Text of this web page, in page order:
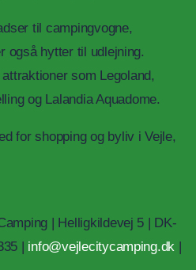
til campingvogne,
også hytter til udlejning.
som Legoland,
og Lalandia Aquadome.
for shopping og byliv i Vejle,
| Helligkildevej 5 | DK-
| info@vejlecitycamping.dk